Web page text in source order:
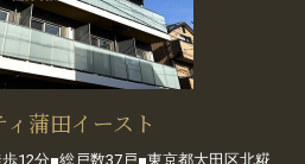
ィ蒲田イースト
12分■総戸数37戸■東京都大田区北糀